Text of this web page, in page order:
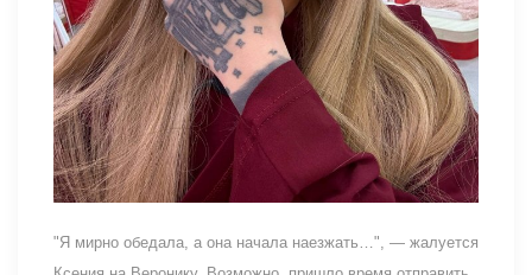
"Я мирно обедала, а она начала наезжать…", — жалуется